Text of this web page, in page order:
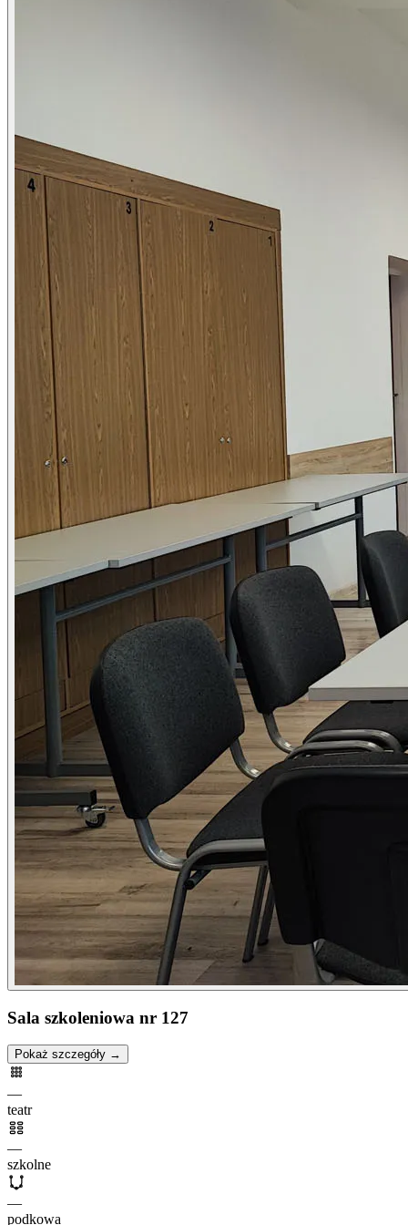
Sala szkoleniowa nr 127
Pokaż szczegóły →
—
teatr
—
szkolne
—
podkowa